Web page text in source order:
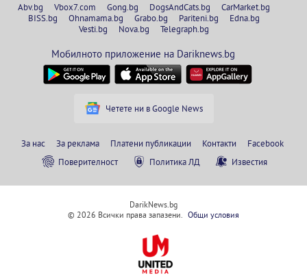
Abv.bg Vbox7.com Gong.bg DogsAndCats.bg
CarMarket.bg
BISS.bg
Ohnamama.bg Grabo.bg Pariteni.bg
Edna.bg
Vesti.bg
Nova.bg Telegraph.bg
Мобилното приложение на Dariknews.bg
Четете ни в Google News
За нас За реклама Платени публикации Контакти
Facebook
Поверителност
Политика ЛД Известия
DarikNews.bg
© 2026 Всички права запазени.
Общи условия